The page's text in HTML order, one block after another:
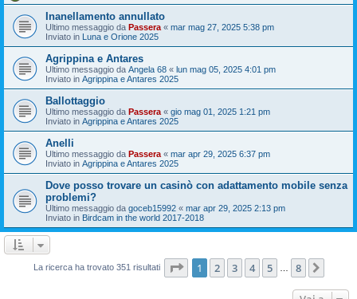
Inanellamento annullato
Ultimo messaggio da Passera « mar mag 27, 2025 5:38 pm
Inviato in Luna e Orione 2025
Agrippina e Antares
Ultimo messaggio da Angela 68 « lun mag 05, 2025 4:01 pm
Inviato in Agrippina e Antares 2025
Ballottaggio
Ultimo messaggio da Passera « gio mag 01, 2025 1:21 pm
Inviato in Agrippina e Antares 2025
Anelli
Ultimo messaggio da Passera « mar apr 29, 2025 6:37 pm
Inviato in Agrippina e Antares 2025
Dove posso trovare un casinò con adattamento mobile senza
problemi?
Ultimo messaggio da goceb15992 « mar apr 29, 2025 2:13 pm
Inviato in Birdcam in the world 2017-2018
La ricerca ha trovato 351 risultati Pagina di
1 2 3 4 5 8